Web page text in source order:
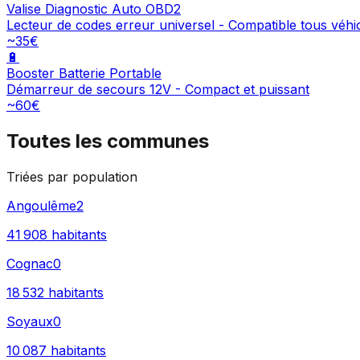
Valise Diagnostic Auto OBD2
Lecteur de codes erreur universel - Compatible tous
~35€
🔋
Booster Batterie Portable
Démarreur de secours 12V - Compact et puissant
~60€
Toutes les communes
Triées par population
Angoulême2
41 908 habitants
Cognac0
18 532 habitants
Soyaux0
10 087 habitants